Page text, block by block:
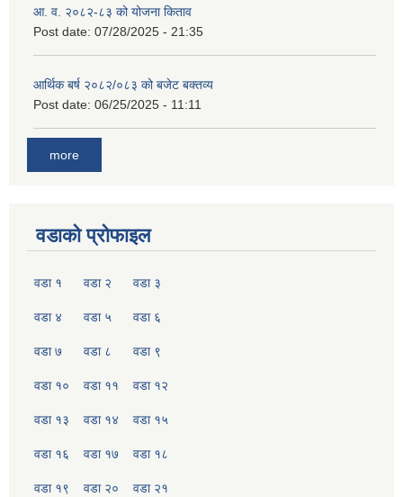
आ. व. २०८२-८३ को योजना किताव
Post date: 07/28/2025 - 21:35
आर्थिक बर्ष २०८२/०८३ को बजेट बक्तव्य
Post date: 06/25/2025 - 11:11
more
वडाको प्रोफाइल
वडा १ वडा २ वडा ३
वडा ४ वडा ५ वडा ६
वडा ७ वडा ८ वडा ९
वडा १० वडा ११ वडा १२
वडा १३ वडा १४ वडा १५
वडा १६ वडा १७ वडा १८
वडा १९ वडा २० वडा २१